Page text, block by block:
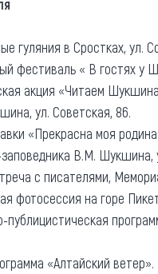
гуляния в Сростках, ул.
фестиваль « В гостях у
акция «Читаем
ул. Советская, 86.
«Прекрасна моя
В.М. Шукшина,
с писателями,
фотосессия на горе
публицистическая
«Алтайский